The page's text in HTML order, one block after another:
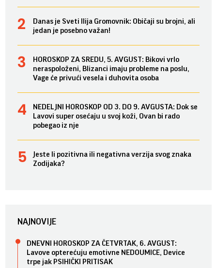
Danas je Sveti Ilija Gromovnik: Običaji su brojni, ali
jedan je posebno važan!
HOROSKOP ZA SREDU, 5. AVGUST: Bikovi vrlo
neraspoloženi, Blizanci imaju probleme na poslu,
Vage će privući vesela i duhovita osoba
NEDELJNI HOROSKOP OD 3. DO 9. AVGUSTA: Dok se
Lavovi super osećaju u svoj koži, Ovan bi rado
pobegao iz nje
Jeste li pozitivna ili negativna verzija svog znaka
Zodijaka?
NAJNOVIJE
DNEVNI HOROSKOP ZA ČETVRTAK, 6. AVGUST:
Lavove opterećuju emotivne NEDOUMICE, Device
trpe jak PSIHIČKI PRITISAK